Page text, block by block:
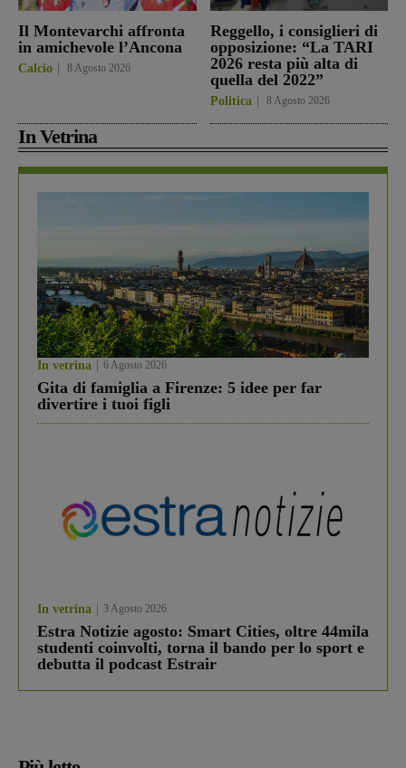
Il Montevarchi affronta
in amichevole l’Ancona
Calcio 8 Agosto 2026
Reggello, i consiglieri di
opposizione: “La TARI
2026 resta più alta di
quella del 2022”
Politica 8 Agosto 2026
In Vetrina
In vetrina 6 Agosto 2026
Gita di famiglia a Firenze: 5 idee per far
divertire i tuoi figli
In vetrina 3 Agosto 2026
Estra Notizie agosto: Smart Cities, oltre 44mila
studenti coinvolti, torna il bando per lo sport e
debutta il podcast Estrair